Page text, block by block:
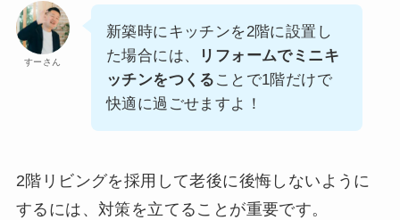
すーさん
新築時にキッチンを2階に設置し
た場合には、
リフォームでミニキ
ッチンをつくる ことで1階だけで
快適に過ごせますよ！
2階リビングを採用して老後に後悔しないように
するには、対策を立てることが重要です。